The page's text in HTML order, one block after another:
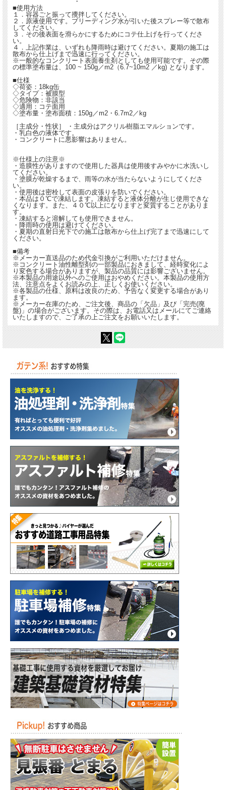
■使用方法
１．容器ごと振って攪拌してください。
２．原液使用です。ブリーディング水が引いた後スプレー等で散布
してください。
３．その後表面を滑らかにするためにコテ仕上げを行ってくださ
い。
４．上記作業は、いずれも降雨時は避けてください。夏期の施工は
散布から仕上げまで迅速に行ってください。
※一般的なコンクリート表面養生剤としても使用可能です。その際
の標準塗布量は、100 ~ 150g／m2（6.7~10m2 ／kg) となります。
■仕様
◇荷姿：18kg缶
◇タイプ：被膜型
◇危険物：非該当
◇適用：コテ面用
◇塗布量・塗布面積：150g／m2・6.7m2／kg
［主成分・性状］ ・主成分はアクリル樹脂エマルションです。
・乳白色の液体です。
・コンクリートに悪影響はありません。
※仕様上の注意※
・造膜性がありますので使用した器具は使用後すみやかに水洗いし
てください。
・塗膜が乾燥するまで、雨等の水が当たらないようにしてくださ
い。
・使用後は密栓して表面の皮張りを防いでください。
・本品は０℃で凍結します。凍結すると液体分離が生じ使用できな
くなります。また、４０℃以上になりますと変質することがありま
す。
・凍結すると溶解しても使用できません。
・降雨時の使用は避けてください。
・夏期の直射日光下での施工は散布から仕上げ完了まで迅速にして
ください。
■備考
※メーカー直送品のため代金引換がご利用いただけません。
※コンクリート油性離型剤の一部製品におきまして、経時変化によ
り変色する場合がありますが、製品の品質には影響ございません。
※本製品の用途以外へのご使用はおやめください。本製品の使用方
法、注意点をよくお読みの上、正しくお使いください。
※各製品の仕様、原料は改良のため、予告なく変更する場合があり
ます。
※メーカー在庫のため、ご注文後、商品の「欠品」及び「完売(廃
盤)」の場合がございます。その際は、お電話又はメールにてご連絡
いたしますので、ご了承の上ご注文をお願いいたします。